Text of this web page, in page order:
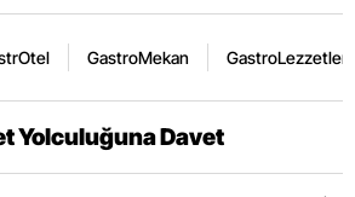
GastroMekan GastroLezzetler
Yolculuğuna Davet